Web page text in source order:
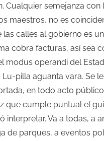
Cualquier semejanza con
maestros, no es
las calles al gobierno es
cobra facturas, así sea
modus operandi del
Lu-pilla aguanta vara. Se
en todo acto
que cumple puntual el
interpretar. Va a todas, a
de parques, a eventos